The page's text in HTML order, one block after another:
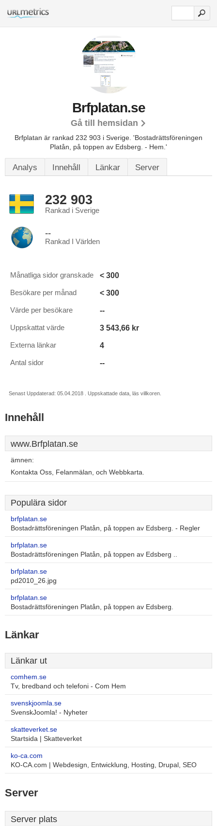
Brfplatan.se
Gå till hemsidan
Brfplatan är rankad 232 903 i Sverige. 'Bostadrättsföreningen
Platån, på toppen av Edsberg. - Hem.'
Analys Innehåll Länkar Server
232 903
Rankad i Sverige
--
Rankad I Världen
Månatliga sidor granskade < 300
Besökare per månad < 300
Värde per besökare --
Uppskattat värde 3 543,66 kr
Externa länkar 4
Antal sidor --
Senast Uppdaterad: 05.04.2018 . Uppskattade data, läs villkoren.
Innehåll
www.Brfplatan.se
ämnen:
Kontakta Oss, Felanmälan, och Webbkarta.
Populära sidor
brfplatan.se
Bostadrättsföreningen Platån, på toppen av Edsberg. - Regler
brfplatan.se
Bostadrättsföreningen Platån, på toppen av Edsberg ..
brfplatan.se
pd2010_26.jpg
brfplatan.se
Bostadrättsföreningen Platån, på toppen av Edsberg.
Länkar
Länkar ut
comhem.se
Tv, bredband och telefoni - Com Hem
svenskjoomla.se
SvenskJoomla! - Nyheter
skatteverket.se
Startsida | Skatteverket
ko-ca.com
KO-CA.com | Webdesign, Entwicklung, Hosting, Drupal, SEO
Server
Server plats